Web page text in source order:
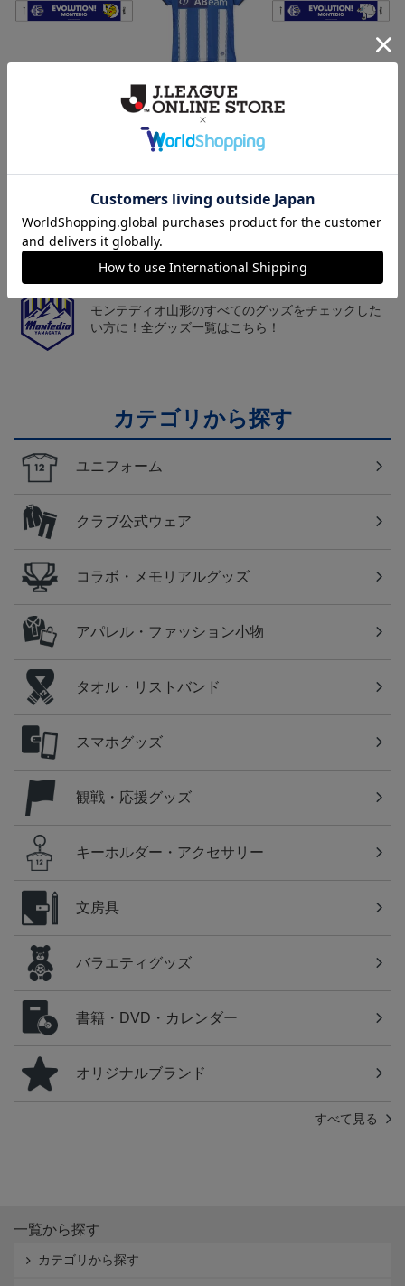
チュウ タオルマフラー
26/27オーセンティックユ
ニフォーム半袖（FP1st）
18,700円～23,760円
ベアー タオルマフラー
2,500円
山形
チームマスコット「ディーオ」グッズは、サポータ
ーやファン必見！
モンテディオ山形のすべてのグッズをチェックした
い方に！全グッズ一覧はこちら！
カテゴリから探す
ユニフォーム
クラブ公式ウェア
コラボ・メモリアルグッズ
アパレル・ファッション小物
タオル・リストバンド
スマホグッズ
観戦・応援グッズ
キーホルダー・アクセサリー
文房具
バラエティグッズ
書籍・DVD・カレンダー
オリジナルブランド
すべて見る
一覧から探す
カテゴリから探す